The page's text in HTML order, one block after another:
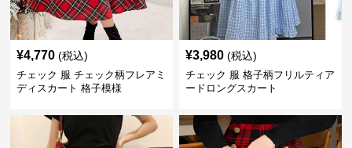
¥4,770 (税込)
チェック 服 チェック柄フレアミ
ディスカート 格子模様
¥3,980 (税込)
チェック 服 格子柄フリルティア
ードロングスカート